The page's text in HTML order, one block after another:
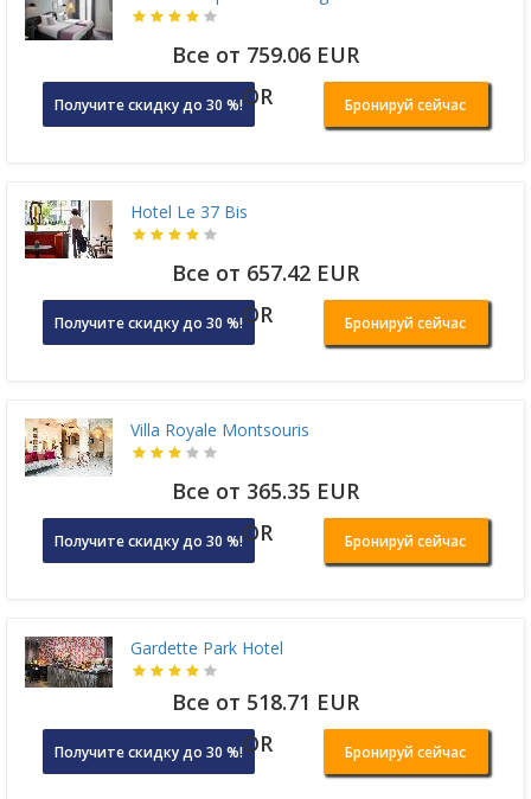
Все от 759.06 EUR
Получите скидку до 30 %!OR Бронируй сейчас
Hotel Le 37 Bis
Все от 657.42 EUR
Получите скидку до 30 %!OR Бронируй сейчас
Villa Royale Montsouris
Все от 365.35 EUR
Получите скидку до 30 %!OR Бронируй сейчас
Gardette Park Hotel
Все от 518.71 EUR
Получите скидку до 30 %!OR Бронируй сейчас